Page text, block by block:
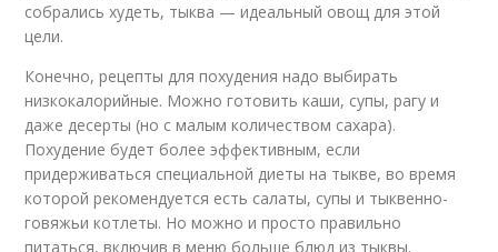
собрались худеть, тыква — идеальный овощ для этой
цели.
Конечно, рецепты для похудения надо выбирать
низкокалорийные. Можно готовить каши, супы, рагу и
даже десерты (но с малым количеством сахара).
Похудение будет более эффективным, если
придерживаться специальной диеты на тыкве, во время
которой рекомендуется есть салаты, супы и тыквенно-
говяжьи котлеты. Но можно и просто правильно
питаться, включив в меню больше блюд из тыквы.